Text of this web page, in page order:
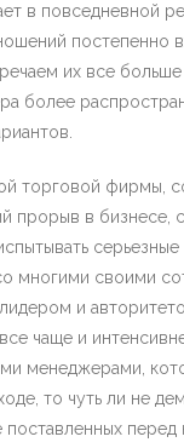
в повседневной
постепенно
их все
более
торговой фирмы,
прорыв в бизнесе,
многими своими
и
чаще и
менеджерами,
то чуть ли не
перед